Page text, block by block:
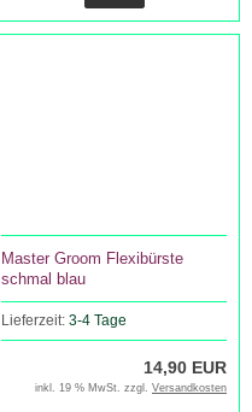
Master Groom Flexibürste
schmal blau
Lieferzeit: 3-4 Tage
14,90 EUR
inkl. 19 % MwSt. zzgl. Versandkosten